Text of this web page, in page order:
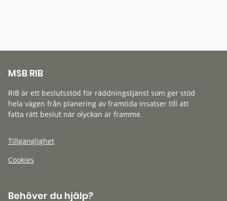
MSB RIB
RIB är ett beslutsstöd för räddningstjänst som ger stöd
hela vägen från planering av framtida insatser till att
fatta rätt beslut när olyckan är framme.
Tillgänglighet
Cookies
Behöver du hjälp?